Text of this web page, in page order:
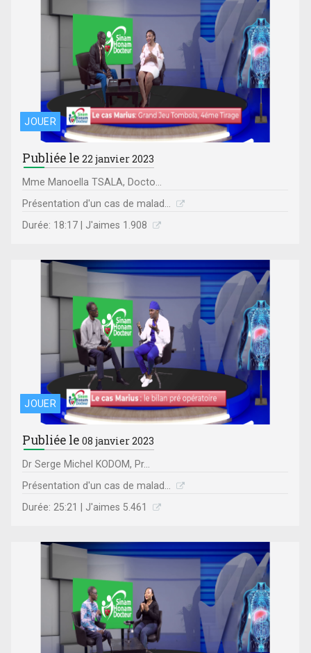
JOUER
Publiée le22 janvier 2023
Mme Manoella TSALA, Docto...
Présentation d'un cas de malad...
Durée: 18:17 | J'aimes 1.908
JOUER
Publiée le08 janvier 2023
Dr Serge Michel KODOM, Pr...
Présentation d'un cas de malad...
Durée: 25:21 | J'aimes 5.461